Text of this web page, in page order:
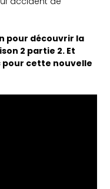
pour découvrir la
2 partie 2. Et
pour cette nouvelle